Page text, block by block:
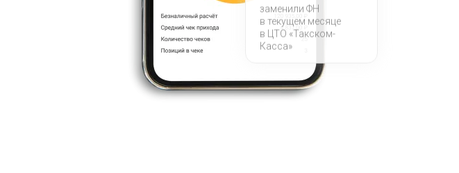
заменили ФН
в текущем месяце
в ЦТО «Такском-
Касса»